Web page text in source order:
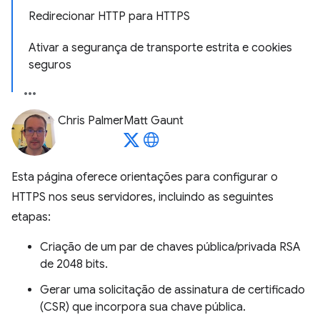
Redirecionar HTTP para HTTPS
Ativar a segurança de transporte estrita e cookies
seguros
Chris PalmerMatt Gaunt
Esta página oferece orientações para configurar o
HTTPS nos seus servidores, incluindo as seguintes
etapas:
Criação de um par de chaves pública/privada RSA
de 2048 bits.
Gerar uma solicitação de assinatura de certificado
(CSR) que incorpora sua chave pública.